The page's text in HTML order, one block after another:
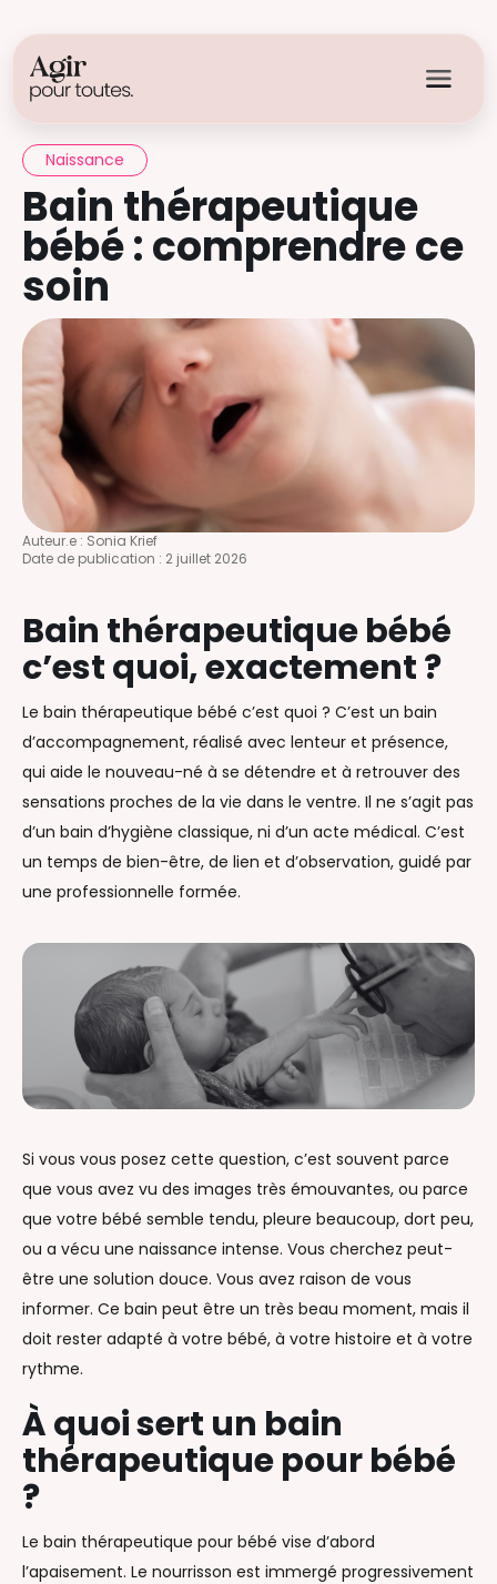
Naissance
Bain thérapeutique
bébé : comprendre ce
soin
Auteur.e : Sonia Krief
Date de publication : 2 juillet 2026
Bain thérapeutique bébé
c’est quoi, exactement ?
Le bain thérapeutique bébé c’est quoi ? C’est un bain
d’accompagnement, réalisé avec lenteur et présence,
qui aide le nouveau-né à se détendre et à retrouver des
sensations proches de la vie dans le ventre. Il ne s’agit pas
d’un bain d’hygiène classique, ni d’un acte médical. C’est
un temps de bien-être, de lien et d’observation, guidé par
une professionnelle formée.
Si vous vous posez cette question, c’est souvent parce
que vous avez vu des images très émouvantes, ou parce
que votre bébé semble tendu, pleure beaucoup, dort peu,
ou a vécu une naissance intense. Vous cherchez peut-
être une solution douce. Vous avez raison de vous
informer. Ce bain peut être un très beau moment, mais il
doit rester adapté à votre bébé, à votre histoire et à votre
rythme.
À quoi sert un bain
thérapeutique pour bébé
?
Le bain thérapeutique pour bébé vise d’abord
l’apaisement. Le nourrisson est immergé progressivement